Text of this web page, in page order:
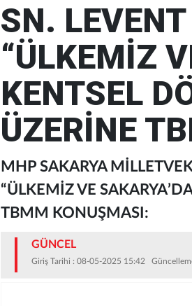
SN. LEVENT
“ÜLKEMİZ
KENTSEL
ÜZERİNE
MHP SAKARYA
“ÜLKEMİZ VE
TBMM KONUŞMASI:
GÜNCEL
Giriş Tarihi : 08-05-2025 15:42